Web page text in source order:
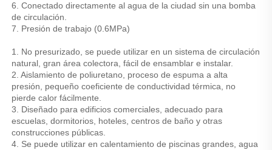
6. Conectado directamente al agua de la ciudad sin una bomba
de circulación.
7. Presión de trabajo (0.6MPa)
1. No presurizado, se puede utilizar en un sistema de circulación
natural, gran área colectora, fácil de ensamblar e instalar.
2. Aislamiento de poliuretano, proceso de espuma a alta
presión, pequeño coeficiente de conductividad térmica, no
pierde calor fácilmente.
3. Diseñado para edificios comerciales, adecuado para
escuelas, dormitorios, hoteles, centros de baño y otras
construcciones públicas.
4. Se puede utilizar en calentamiento de piscinas grandes, agua